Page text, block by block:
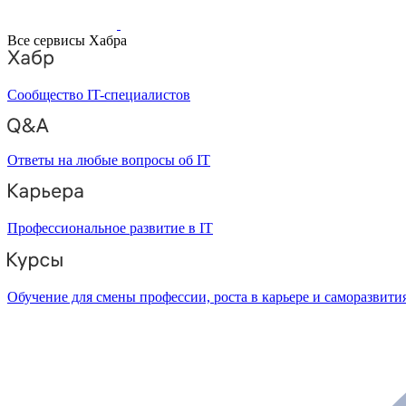
Все сервисы Хабра
Сообщество IT-специалистов
Ответы на любые вопросы об IT
Профессиональное развитие в IT
Обучение для смены профессии, роста в карьере и